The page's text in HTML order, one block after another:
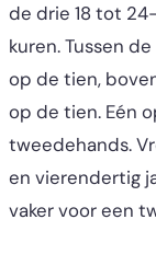
de drie 18 tot
kuren. Tussen
op de tien,
op de tien. Eén
tweedehands.
en vierendertig
vaker voor een